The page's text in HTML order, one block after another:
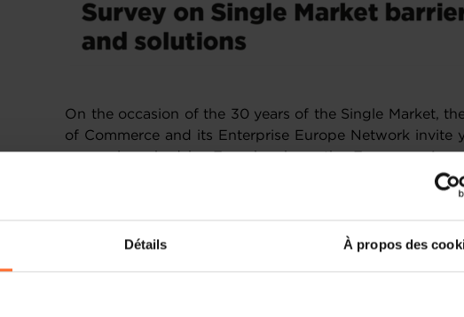
Détails À propos des
On the occasion of the 30 years of the Single Market,
of Commerce and its Enterprise Europe Network invite
survey launched by Eurochambres, the European
Commerce & Industry, to assess the most important
Now more than ever, market operators are under
disruptions in the supply chain, unilateral barriers